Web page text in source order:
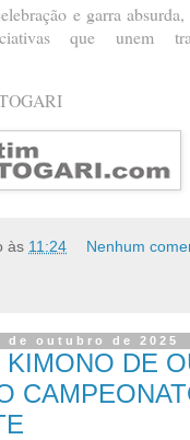
e garra
que unem
às 11:24 Nenhum
outubro de 2025
KIMONO DE